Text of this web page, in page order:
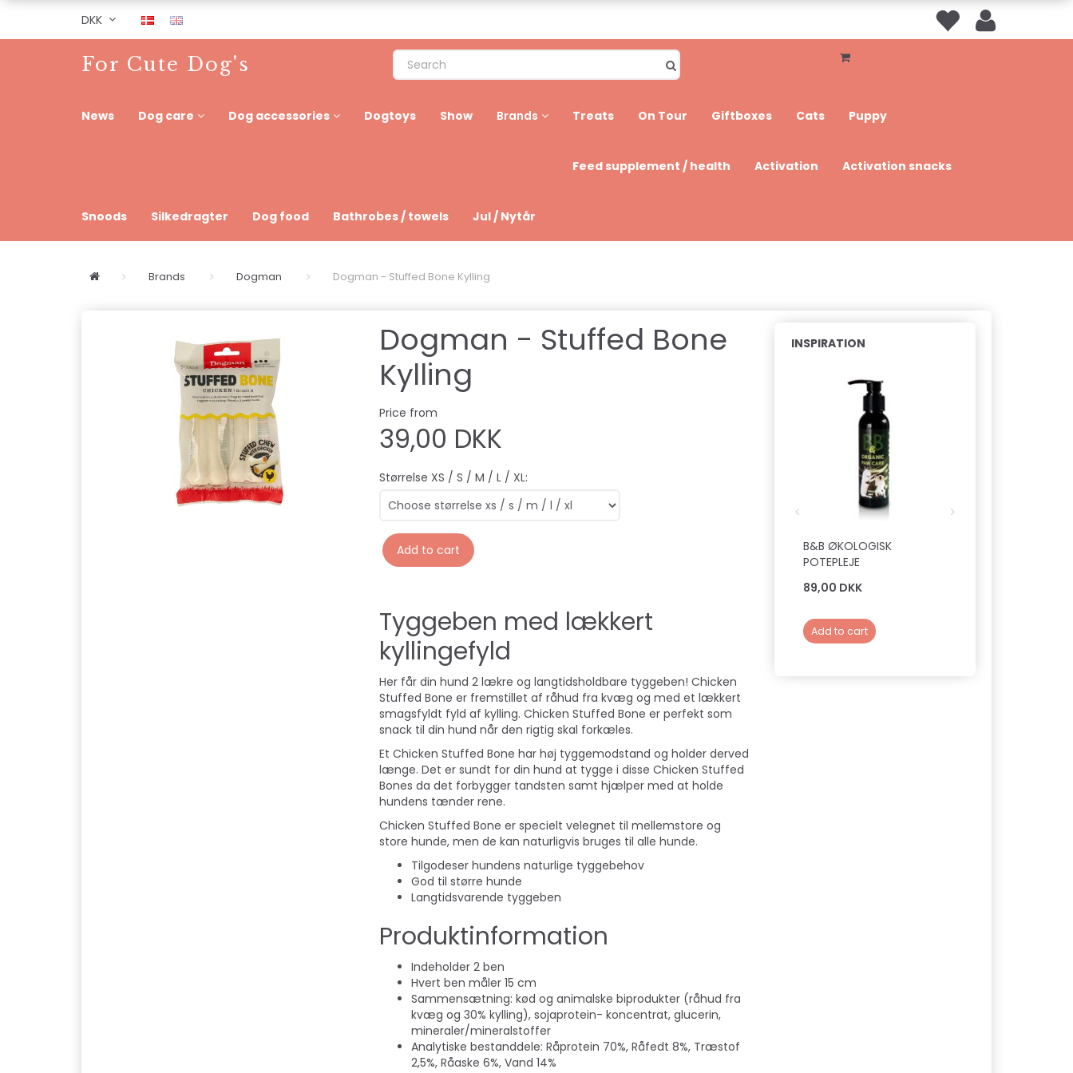
DKK
For Cute Dog's
News Dog care Dog accessories Dogtoys Show Brands Treats On Tour Giftboxes Cats Puppy
Feed supplement / health Activation Activation snacks
Snoods Silkedragter Dog food Bathrobes / towels Jul / Nytår
Brands Dogman Dogman - Stuffed Bone Kylling
Dogman - Stuffed Bone
Kylling
Price from
39,00 DKK
Størrelse XS / S / M / L / XL:
Add to cart
Tyggeben med lækkert
kyllingefyld
Her får din hund 2 lækre og langtidsholdbare tyggeben! Chicken
Stuffed Bone er fremstillet af råhud fra kvæg og med et lækkert
smagsfyldt fyld af kylling. Chicken Stuffed Bone er perfekt som
snack til din hund når den rigtig skal forkæles.
Et Chicken Stuffed Bone har høj tyggemodstand og holder derved
længe. Det er sundt for din hund at tygge i disse Chicken Stuffed
Bones da det forbygger tandsten samt hjælper med at holde
hundens tænder rene.
Chicken Stuffed Bone er specielt velegnet til mellemstore og
store hunde, men de kan naturligvis bruges til alle hunde.
Tilgodeser hundens naturlige tyggebehov
God til større hunde
Langtidsvarende tyggeben
Produktinformation
Indeholder 2 ben
Hvert ben måler 15 cm
Sammensætning: kød og animalske biprodukter (råhud fra
kvæg og 30% kylling), sojaprotein- koncentrat, glucerin,
mineraler/mineralstoffer
Analytiske bestanddele: Råprotein 70%, Råfedt 8%, Træstof
2,5%, Råaske 6%, Vand 14%
INSPIRATION
B&B ØKOLOGISK
POTEPLEJE
89,00 DKK
Add to cart